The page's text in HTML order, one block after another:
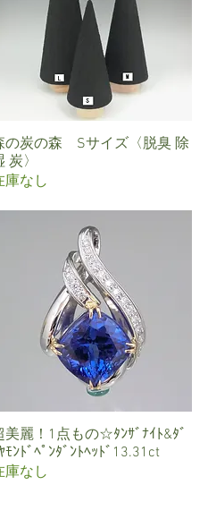
クイックビュー
の炭の森 Sサイズ〈脱臭 除
炭〉
庫なし
クイックビュー
美麗！1点もの☆ﾀﾝｻﾞﾅｲﾄ&ﾀﾞ
ﾓﾝﾄﾞﾍﾟﾝﾀﾞﾝﾄﾍｯﾄﾞ13.31ct
庫なし